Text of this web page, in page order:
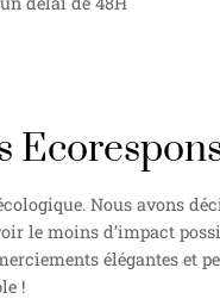
Nous avons
le moins d’impact
élégantes et
!